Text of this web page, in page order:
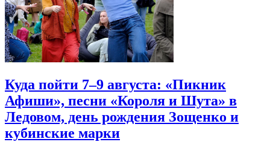
Куда пойти 7–9 августа: «Пикник
Афиши», песни «Короля и Шута» в
Ледовом, день рождения Зощенко и
кубинские марки